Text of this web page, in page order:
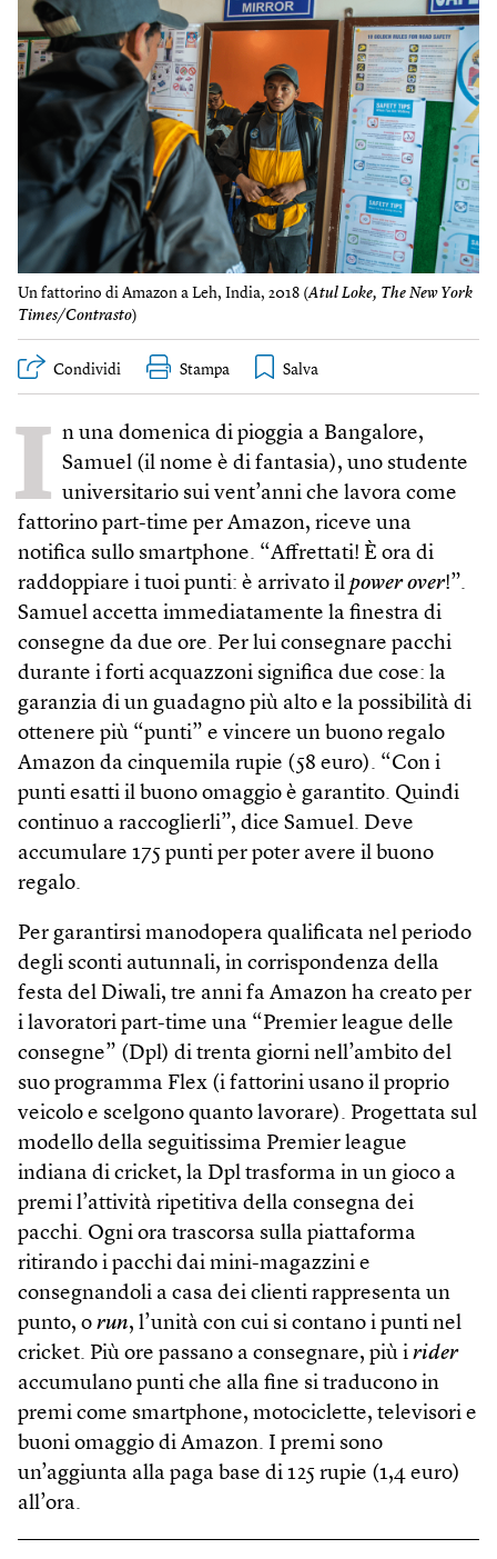
Un fattorino di Amazon a Leh, India, 2018 (Atul Loke, The New​ York
Times/Contrasto)
Condividi Stampa
I n una domenica di pioggia a Bangalore,
Samuel (il nome è di fantasia), uno studente
universitario sui vent’anni che lavora come
fattorino part-time per Amazon, riceve una
notifica sullo smartphone. “Affrettati! È ora di
raddoppiare i tuoi punti: è arrivato il power over!”.
Samuel accetta immediatamente la finestra di
consegne da due ore. Per lui consegnare pacchi
durante i forti acquazzoni significa due cose: la
garanzia di un guadagno più alto e la possibilità di
ottenere più “punti” e vincere un buono regalo
Amazon da cinquemila rupie (58 euro). “Con i
punti esatti il buono omaggio è garantito. Quindi
continuo a raccoglierli”, dice Samuel. Deve
accumulare 175 punti per poter avere il buono
regalo.
Per garantirsi manodopera qualificata nel periodo
degli sconti autunnali, in corrispondenza della
festa del Diwali, tre anni fa Amazon ha creato per
i lavoratori part-time una “Premier league delle
consegne” (Dpl) di trenta giorni nell’ambito del
suo programma Flex (i fattorini usano il proprio
veicolo e scelgono quanto lavorare). Progettata sul
modello della seguitissima Premier league
indiana di cricket, la Dpl trasforma in un gioco a
premi l’attività ripetitiva della consegna dei
pacchi. Ogni ora trascorsa sulla piattaforma
ritirando i pacchi dai mini-magazzini e
consegnandoli a casa dei clienti rappresenta un
punto, o run, l’unità con cui si contano i punti nel
cricket. Più ore passano a consegnare, più i rider
accumulano punti che alla fine si traducono in
premi come smartphone, motociclette, televisori e
buoni omaggio di Amazon. I premi sono
un’aggiunta alla paga base di 125 rupie (1,4 euro)
all’ora.